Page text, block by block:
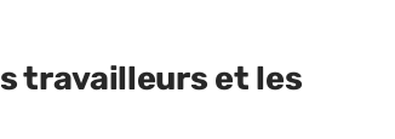
travailleurs et les